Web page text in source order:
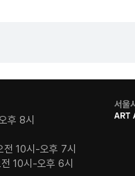
후 8시
10시-오후 7시
10시-오후 6시
로
고